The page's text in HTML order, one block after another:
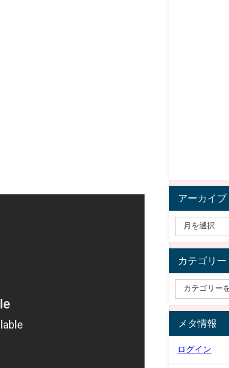
アーカイブ
カテゴリー
メタ情報
ログイン